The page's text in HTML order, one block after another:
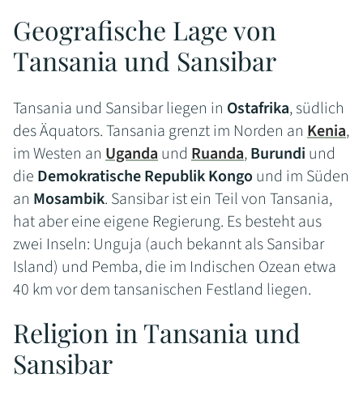
Geografische Lage von
Tansania und Sansibar
Tansania und Sansibar liegen in Ostafrika, südlich
des Äquators. Tansania grenzt im Norden an Kenia,
im Westen an Ugandaund Ruanda,Burundi und
die Demokratische Republik Kongound im Süden
an Mosambik. Sansibar ist ein Teil von Tansania,
hat aber eine eigene Regierung. Es besteht aus
zwei Inseln: Unguja (auch bekannt als Sansibar
Island) und Pemba, die im Indischen Ozean etwa
40 km vor dem tansanischen Festland liegen.
Religion in Tansania und
Sansibar